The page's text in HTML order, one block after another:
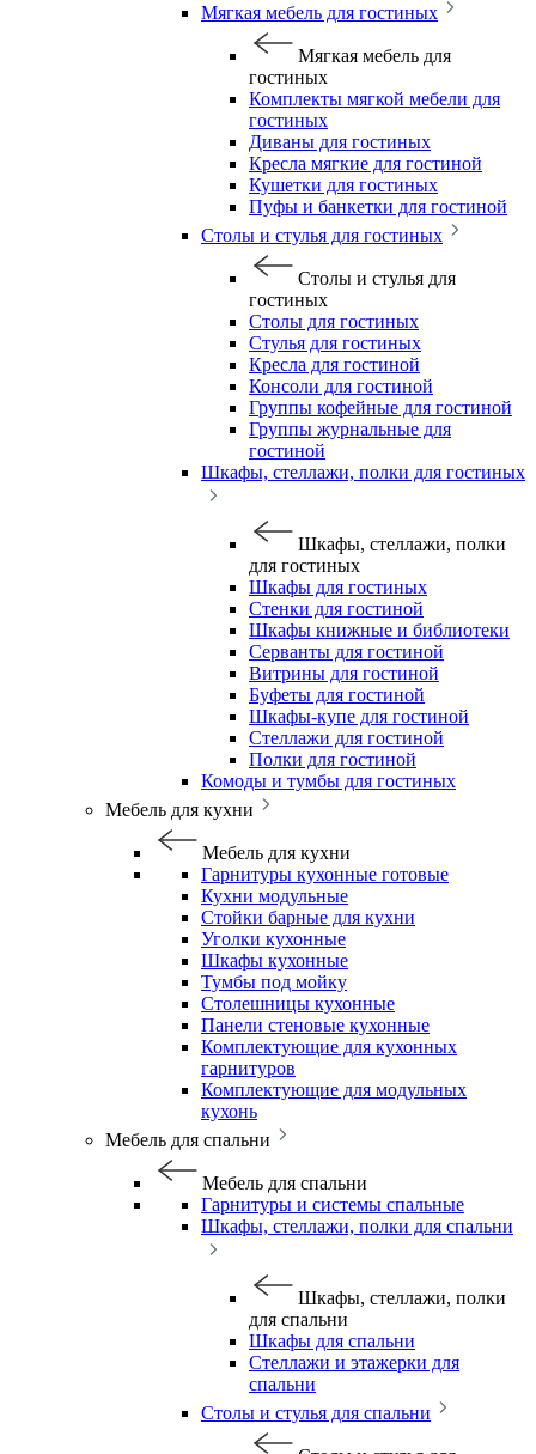
Мягкая мебель для гостиных
Мягкая мебель для
гостиных
Комплекты мягкой мебели для
гостиных
Диваны для гостиных
Кресла мягкие для гостиной
Кушетки для гостиных
Пуфы и банкетки для гостиной
Столы и стулья для гостиных
Столы и стулья для
гостиных
Столы для гостиных
Стулья для гостиных
Кресла для гостиной
Консоли для гостиной
Группы кофейные для гостиной
Группы журнальные для
гостиной
Шкафы, стеллажи, полки для гостиных
Шкафы, стеллажи, полки
для гостиных
Шкафы для гостиных
Стенки для гостиной
Шкафы книжные и библиотеки
Серванты для гостиной
Витрины для гостиной
Буфеты для гостиной
Шкафы-купе для гостиной
Стеллажи для гостиной
Полки для гостиной
Комоды и тумбы для гостиных
Мебель для кухни
Мебель для кухни
Гарнитуры кухонные готовые
Кухни модульные
Стойки барные для кухни
Уголки кухонные
Шкафы кухонные
Тумбы под мойку
Столешницы кухонные
Панели стеновые кухонные
Комплектующие для кухонных
гарнитуров
Комплектующие для модульных
кухонь
Мебель для спальни
Мебель для спальни
Гарнитуры и системы спальные
Шкафы, стеллажи, полки для спальни
Шкафы, стеллажи, полки
для спальни
Шкафы для спальни
Стеллажи и этажерки для
спальни
Столы и стулья для спальни